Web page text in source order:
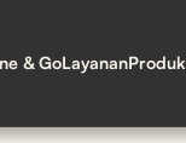
& GoLayananProduk